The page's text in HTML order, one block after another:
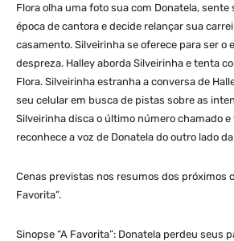
Flora olha uma foto sua com Donatela, sente
época de cantora e decide relançar sua
casamento. Silveirinha se oferece para ser o
despreza. Halley aborda Silveirinha e tenta
Flora. Silveirinha estranha a conversa de
seu celular em busca de pistas sobre as
Silveirinha disca o último número chamado
reconhece a voz de Donatela do outro lado
Cenas previstas nos resumos dos próximos
Favorita”.
Sinopse “A Favorita”: Donatela perdeu seus